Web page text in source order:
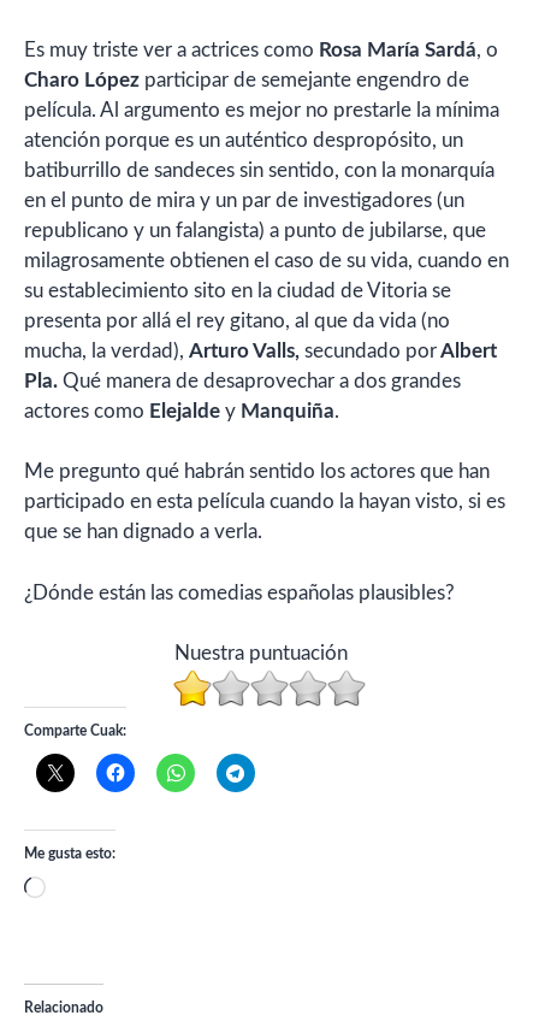
Es muy triste ver a actrices como Rosa María Sardá, o
Charo López participar de semejante engendro de
película. Al argumento es mejor no prestarle la mínima
atención porque es un auténtico despropósito, un
batiburrillo de sandeces sin sentido, con la monarquía
en el punto de mira y un par de investigadores (un
republicano y un falangista) a punto de jubilarse, que
milagrosamente obtienen el caso de su vida, cuando en
su establecimiento sito en la ciudad de Vitoria se
presenta por allá el rey gitano, al que da vida (no
mucha, la verdad), Arturo Valls, secundado porAlbert
Pla. Qué manera de desaprovechar a dos grandes
actores como Elejalde y Manquiña.
Me pregunto qué habrán sentido los actores que han
participado en esta película cuando la hayan visto, si es
que se han dignado a verla.
¿Dónde están las comedias españolas plausibles?
Nuestra puntuación
Comparte Cuak:
Me gusta esto:
Cargando...
Relacionado